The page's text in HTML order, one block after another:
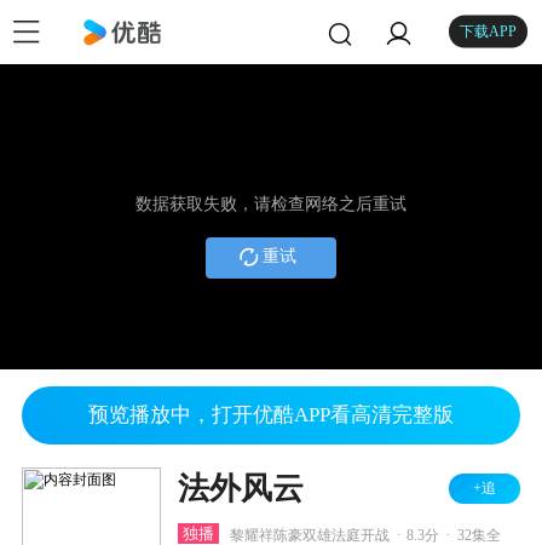
下载APP
数据获取失败，请检查网络之后重试
重试
预览播放中，打开优酷APP看高清完整版
法外风云 +追
独播 黎耀祥陈豪双雄法庭开战 8.3分 32集全